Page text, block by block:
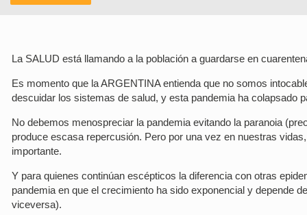
La SALUD está llamando a la población a guardarse en
Es momento que la ARGENTINA entienda que no somos
descuidar los sistemas de salud, y esta pandemia ha colapsado
No debemos menospreciar la pandemia evitando la paranoia
produce escasa repercusión. Pero por una vez en nuestras
importante.
Y para quienes continúan escépticos la diferencia con otras
pandemia en que el crecimiento ha sido exponencial y depende
viceversa).